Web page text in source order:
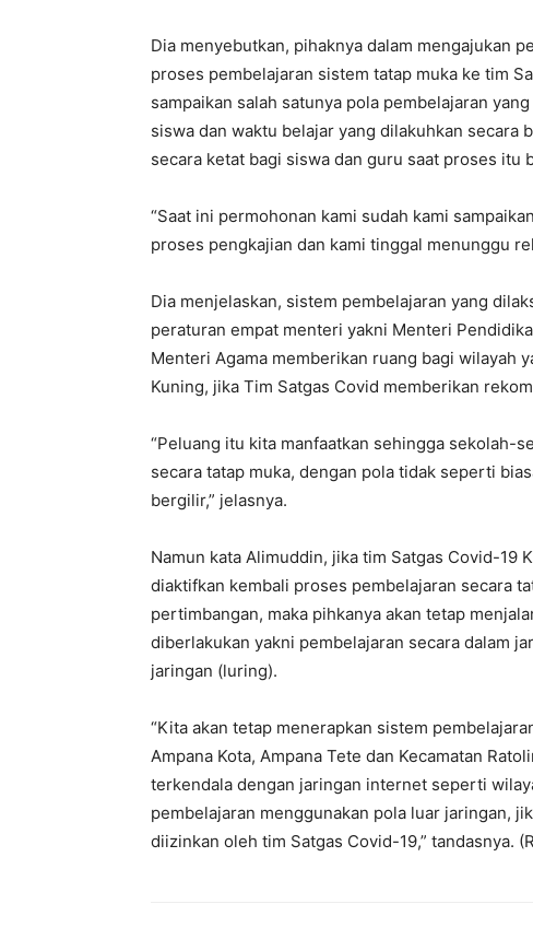
Dia menyebutkan, pihaknya dalam mengajukan
proses pembelajaran sistem tatap muka ke tim
sampaikan salah satunya pola pembelajaran
siswa dan waktu belajar yang dilakuhkan secara
secara ketat bagi siswa dan guru saat proses itu
“Saat ini permohonan kami sudah kami
proses pengkajian dan kami tinggal menunggu
Dia menjelaskan, sistem pembelajaran yang
peraturan empat menteri yakni Menteri
Menteri Agama memberikan ruang bagi wilayah
Kuning, jika Tim Satgas Covid memberikan
“Peluang itu kita manfaatkan sehingga sekolah-
secara tatap muka, dengan pola tidak seperti
bergilir,” jelasnya.
Namun kata Alimuddin, jika tim Satgas Covid-19
diaktifkan kembali proses pembelajaran secara
pertimbangan, maka pihkanya akan tetap
diberlakukan yakni pembelajaran secara dalam
jaringan (luring).
“Kita akan tetap menerapkan sistem
Ampana Kota, Ampana Tete dan Kecamatan
terkendala dengan jaringan internet seperti
pembelajaran menggunakan pola luar jaringan,
diizinkan oleh tim Satgas Covid-19,” tandasnya.